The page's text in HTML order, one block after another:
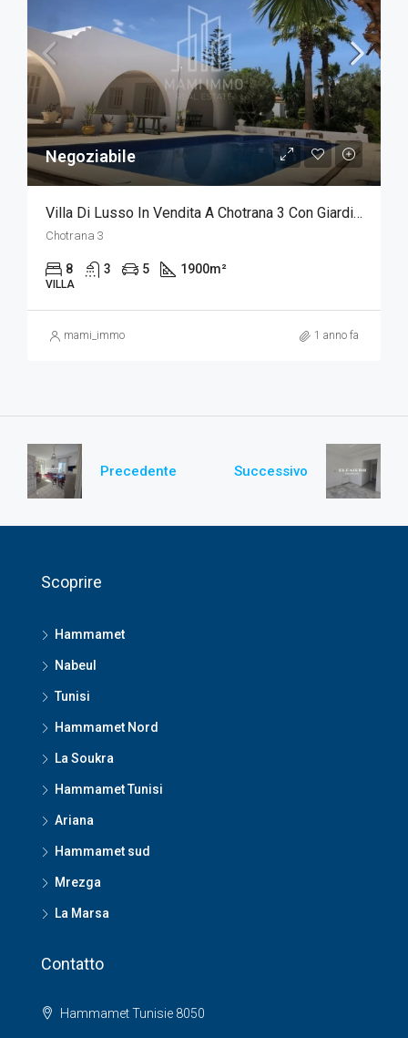
Negoziabile
Villa Di Lusso In Vendita A Chotrana 3 Con Giardino E Piscina
Chotrana 3
8 3 5 1900m²
VILLA
mami_immo 1 anno fa
Precedente Successivo
Scoprire
Hammamet
Nabeul
Tunisi
Hammamet Nord
La Soukra
Hammamet Tunisi
Ariana
Hammamet sud
Mrezga
La Marsa
Contatto
Hammamet Tunisie 8050